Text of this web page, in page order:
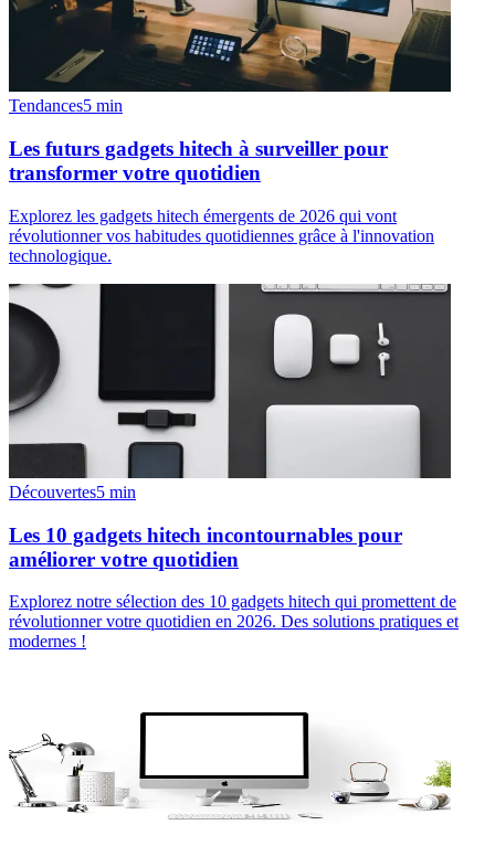
Tendances5 min
Les futurs gadgets hitech à surveiller pour
transformer votre quotidien
Explorez les gadgets hitech émergents de 2026 qui vont
révolutionner vos habitudes quotidiennes grâce à l'innovation
technologique.
Découvertes5 min
Les 10 gadgets hitech incontournables pour
améliorer votre quotidien
Explorez notre sélection des 10 gadgets hitech qui promettent de
révolutionner votre quotidien en 2026. Des solutions pratiques et
modernes !